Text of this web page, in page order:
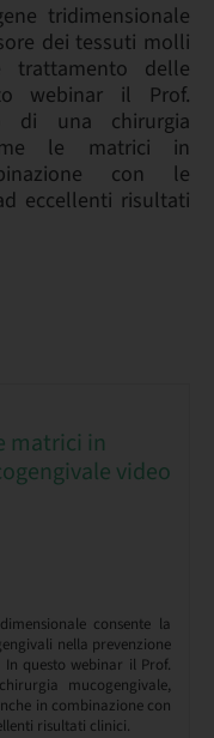
tridimensionale
dei tessuti molli
trattamento delle
webinar il Prof.
di una chirurgia
le matrici in
con le
eccellenti risultati
matrici in
video
consente la
nella prevenzione
questo webinar il Prof.
mucogengivale,
in combinazione con
risultati clinici.